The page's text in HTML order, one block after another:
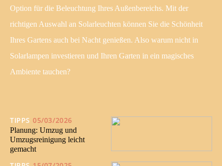
Option für die Beleuchtung Ihres Außenbereichs. Mit der
richtigen Auswahl an Solarleuchten können Sie die Schönheit
Ihres Gartens auch bei Nacht genießen. Also warum nicht in
Solarlampen investieren und Ihren Garten in ein magisches
Ambiente tauchen?
TIPPS 05/03/2026
Planung: Umzug und
Umzugsreinigung leicht
gemacht